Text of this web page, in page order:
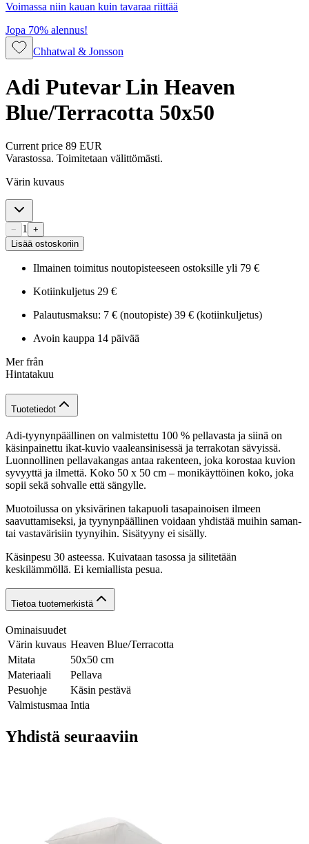
Voimassa niin kauan kuin tavaraa riittää
Jopa 70% alennus!
Chhatwal & Jonsson
Adi Putevar Lin Heaven
Blue/Terracotta 50x50
Current price 89 EUR
Varastossa. Toimitetaan välittömästi.
Värin kuvaus
− 1
+
Lisää ostoskoriin
Ilmainen toimitus noutopisteeseen ostoksille yli 79 €
Kotiinkuljetus 29 €
Palautusmaksu: 7 € (noutopiste) 39 € (kotiinkuljetus)
Avoin kauppa 14 päivää
Mer från
Hintatakuu
Tuotetiedot
Adi-tyynynpäällinen on valmistettu 100 % pellavasta ja siinä on
käsinpainettu ikat-kuvio vaaleansinisessä ja terrakotan sävyissä.
Luonnollinen pellavakangas antaa rakenteen, joka korostaa kuvion
syvyyttä ja ilmettä. Koko 50 x 50 cm – monikäyttöinen koko, joka
sopii sekä sohvalle että sängylle.
Muotoilussa on yksivärinen takapuoli tasapainoisen ilmeen
saavuttamiseksi, ja tyynynpäällinen voidaan yhdistää muihin saman-
tai vastavärisiin tyynyihin. Sisätyyny ei sisälly.
Käsinpesu 30 asteessa. Kuivataan tasossa ja silitetään
keskilämmöllä. Ei kemiallista pesua.
Tietoa tuotemerkistä
Ominaisuudet
Värin kuvaus Heaven Blue/Terracotta
Mitata
50x50 cm
Materiaali
Pellava
Pesuohje
Käsin pestävä
Valmistusmaa Intia
Yhdistä seuraaviin